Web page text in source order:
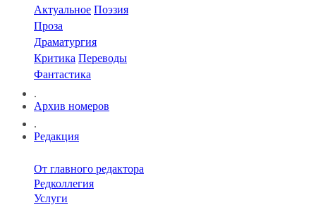
Актуальное Поэзия
Проза
Драматургия
Критика Переводы
Фантастика
.
Архив номеров
.
Редакция
От главного редактора
Редколлегия
Услуги